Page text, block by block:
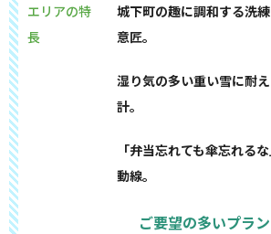
エリアの特
長
城下町の趣に調和する洗
意匠。
湿り気の多い重い雪に耐
計。
「弁当忘れても傘忘れる
動線。
ご要望の多いプラン